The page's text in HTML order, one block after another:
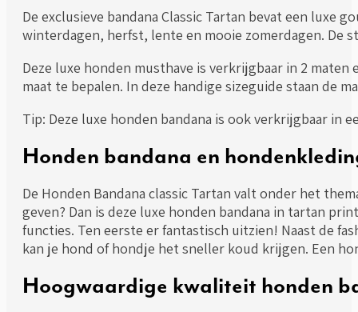
De exclusieve bandana Classic Tartan bevat een luxe
winterdagen, herfst, lente en mooie zomerdagen. De
Deze luxe honden musthave is verkrijgbaar in 2
maat te bepalen. In deze handige sizeguide staan de
Tip: Deze luxe honden bandana is ook verkrijgbaar in
Honden bandana en
De Honden Bandana classic Tartan valt onder het
geven? Dan is deze luxe honden bandana in tartan
functies. Ten eerste er fantastisch uitzien! Naast de
kan je hond of hondje het sneller koud krijgen. Een
Hoogwaardige kwaliteit honden